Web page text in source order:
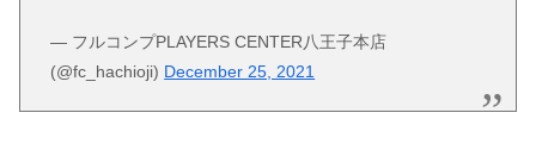
— フルコンプPLAYERS CENTER八王子本店
(@fc_hachioji) December 25, 2021